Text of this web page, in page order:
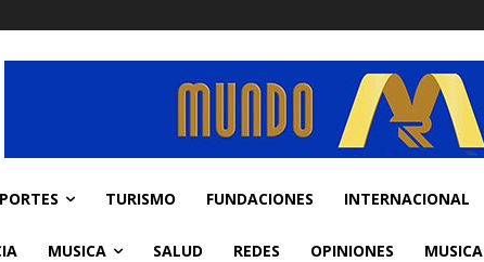
TURISMO FUNDACIONES INTERNACIONAL
MUSICA SALUD REDES OPINIONES MUSICA